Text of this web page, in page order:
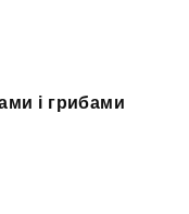
і грибами